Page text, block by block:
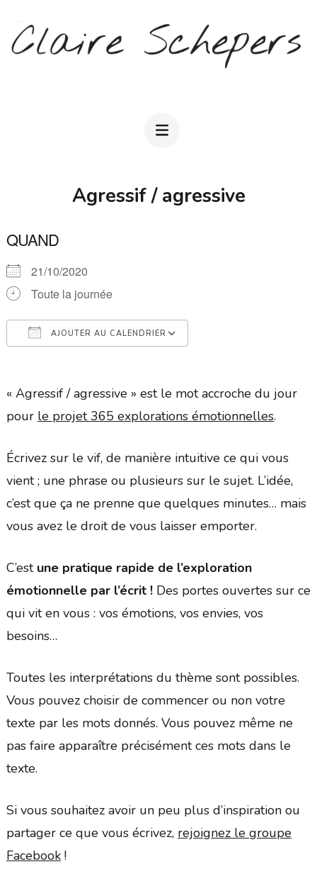
contenu
Agressif / agressive
QUAND
21/10/2020
Toute la journée
AJOUTER AU CALENDRIER
« Agressif / agressive » est le mot accroche du jour
pour le projet 365 explorations émotionnelles.
Écrivez sur le vif, de manière intuitive ce qui vous
vient ; une phrase ou plusieurs sur le sujet. L’idée,
c’est que ça ne prenne que quelques minutes… mais
vous avez le droit de vous laisser emporter.
C’est une pratique rapide de l’exploration
émotionnelle par l’écrit ! Des portes ouvertes sur ce
qui vit en vous : vos émotions, vos envies, vos
besoins…
Toutes les interprétations du thème sont possibles.
Vous pouvez choisir de commencer ou non votre
texte par les mots donnés. Vous pouvez même ne
pas faire apparaître précisément ces mots dans le
texte.
Si vous souhaitez avoir un peu plus d’inspiration ou
partager ce que vous écrivez, rejoignez le groupe
Facebook!